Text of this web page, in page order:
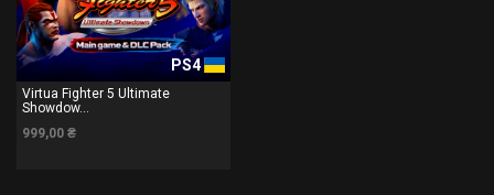
PS4
Virtua Fighter 5 Ultimate
Showdow...
999,00 ₴